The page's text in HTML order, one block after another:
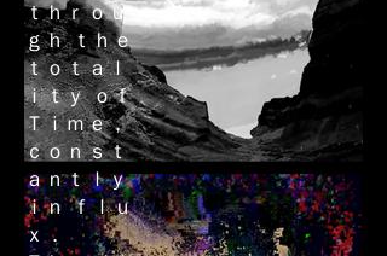
ｔｈｒｏｕ
ｇｈ ｔｈｅ
ｔｏｔａｌ
ｉｔｙ ｏｆ
Ｔｉｍｅ，
ｃｏｎｓｔ
ａｎｔｌｙ
ｉｎ ｆｌｕ
ｘ．